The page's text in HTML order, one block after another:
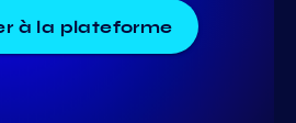
à la plateforme